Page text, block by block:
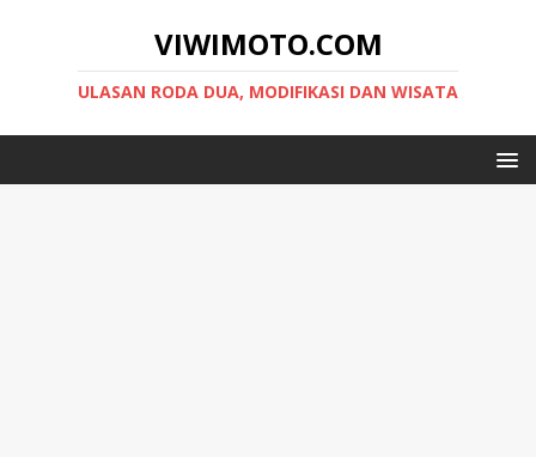
VIWIMOTO.COM
ULASAN RODA DUA, MODIFIKASI DAN WISATA